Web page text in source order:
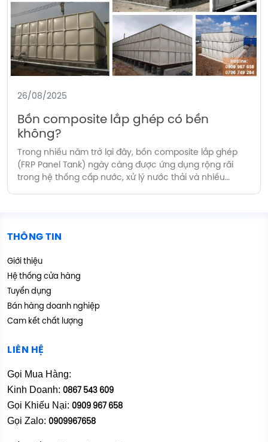
26/08/2025
Bồn composite lắp ghép có bền
không?
Trong nhiều năm trở lại đây, bồn composite lắp ghép
(FRP Panel Tank) ngày càng được ứng dụng rộng rãi
trong hệ thống cấp nước, xử lý nước thải và nhiều
THÔNG TIN
Giới thiệu
Hệ thống cửa hàng
Tuyển dụng
Bán hàng doanh nghiệp
Cam kết chất lượng
LIÊN HỆ
Gọi Mua Hàng:
Kinh Doanh: 0867 543 609
Gọi Khiếu Nại: 0909 967 658
Gọi Zalo: 0909967658